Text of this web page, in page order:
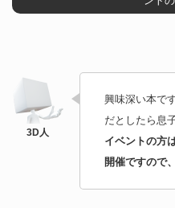
興味深い本で
だとしたら息
イベントの方
開催ですので